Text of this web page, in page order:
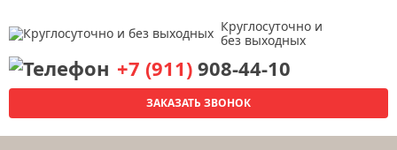
Круглосуточно и
без выходных
+7 (911) 908-44-10
ЗАКАЗАТЬ ЗВОНОК